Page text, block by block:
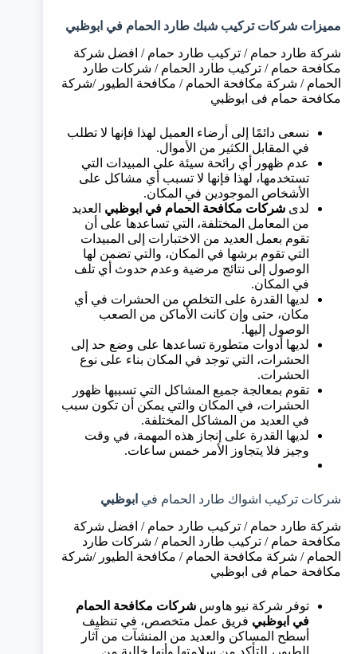
مميزات شركات تركيب شبك طارد الحمام في ابوظبي
شركة طارد حمام / تركيب طارد حمام / افضل شركة
مكافحة حمام / تركيب طارد الحمام / شركات طارد
الحمام / شركة مكافحة الحمام / مكافحة الطيور /شركة
مكافحة حمام فى ابوظبي
نسعى دائمًا إلى أرضاء العميل لهذا فإنها لا تطلب
في المقابل الكثير من الأموال.
عدم ظهور أي رائحة سيئة على المبيدات التي
تستخدمها، لهذا فإنها لا تسبب أي مشاكل على
الأشخاص الموجودين في المكان.
لدى شركات مكافحة الحمام في ابوظبي العديد
من المعامل المختلفة، التي تساعدها على أن
تقوم بعمل العديد من الاختبارات إلى المبيدات
التي تقوم برشها في المكان، والتي تضمن لها
الوصول إلى نتائج مرضية وعدم حدوث أي تلف
في المكان.
لديها القدرة على التخلص من الحشرات في أي
مكان، حتى وإن كانت الأماكن من الصعب
الوصول إليها.
لديها أدوات متطورة تساعدها على وضع حد إلى
الحشرات، التي توجد في المكان بناء على نوع
الحشرات.
تقوم بمعالجة جميع المشاكل التي تسببها ظهور
الحشرات، في المكان والتي يمكن أن تكون سبب
في العديد من المشاكل المختلفة.
لديها القدرة على إنجاز هذه المهمة، في وقت
وجيز فلا يتجاوز الأمر خمس ساعات.
شركات تركيب اشواك طارد الحمام في ابوظبي
شركة طارد حمام / تركيب طارد حمام / افضل شركة
مكافحة حمام / تركيب طارد الحمام / شركات طارد
الحمام / شركة مكافحة الحمام / مكافحة الطيور /شركة
مكافحة حمام فى ابوظبي
توفر شركة نيو هاوس شركات مكافحة الحمام
في ابوظبي فريق عمل متخصص، في تنظيف
أسطح المساكن والعديد من المنشآت من آثار
الطيور، للتأكد من سلامتها وأنها خالية من